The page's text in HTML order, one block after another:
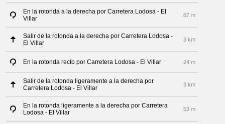
En la rotonda a la derecha por Carretera Lodosa - El
Villar
67 m
Salir de la rotonda a la derecha por Carretera Lodosa -
El Villar
3 km
En la rotonda recto por Carretera Lodosa - El Villar 24 m
Salir de la rotonda ligeramente a la derecha por
Carretera Lodosa - El Villar
3 km
En la rotonda ligeramente a la derecha por Carretera
Lodosa - El Villar
53 m